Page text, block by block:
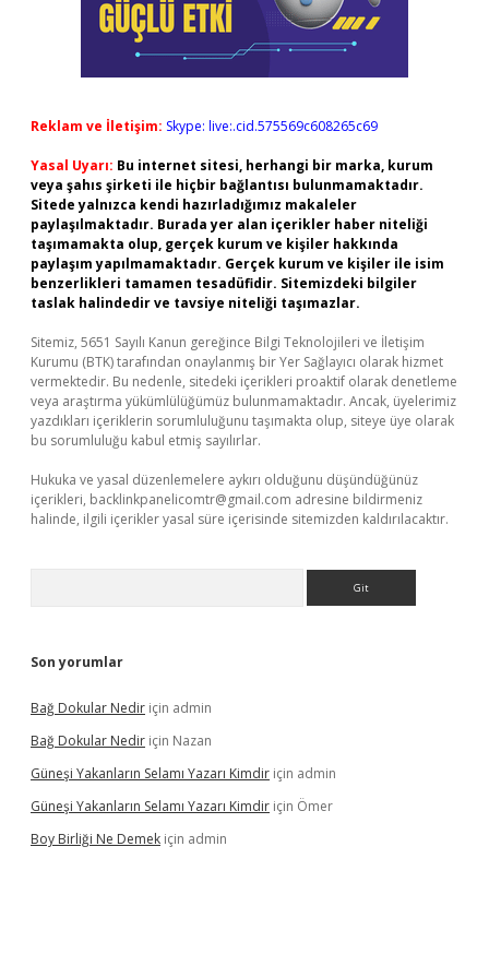
Reklam ve İletişim: Skype: live:.cid.575569c608265c69
Yasal Uyarı: Bu internet sitesi, herhangi bir marka, kurum
veya şahıs şirketi ile hiçbir bağlantısı bulunmamaktadır.
Sitede yalnızca kendi hazırladığımız makaleler
paylaşılmaktadır. Burada yer alan içerikler haber niteliği
taşımamakta olup, gerçek kurum ve kişiler hakkında
paylaşım yapılmamaktadır. Gerçek kurum ve kişiler ile isim
benzerlikleri tamamen tesadüfidir. Sitemizdeki bilgiler
taslak halindedir ve tavsiye niteliği taşımazlar.
Sitemiz, 5651 Sayılı Kanun gereğince Bilgi Teknolojileri ve İletişim
Kurumu (BTK) tarafından onaylanmış bir Yer Sağlayıcı olarak hizmet
vermektedir. Bu nedenle, sitedeki içerikleri proaktif olarak denetleme
veya araştırma yükümlülüğümüz bulunmamaktadır. Ancak, üyelerimiz
yazdıkları içeriklerin sorumluluğunu taşımakta olup, siteye üye olarak
bu sorumluluğu kabul etmiş sayılırlar.
Hukuka ve yasal düzenlemelere aykırı olduğunu düşündüğünüz
içerikleri, backlinkpanelicomtr@gmail.com adresine bildirmeniz
halinde, ilgili içerikler yasal süre içerisinde sitemizden kaldırılacaktır.
Son yorumlar
Bağ Dokular Nedir için admin
Bağ Dokular Nedir için Nazan
Güneşi Yakanların Selamı Yazarı Kimdir için admin
Güneşi Yakanların Selamı Yazarı Kimdir için Ömer
Boy Birliği Ne Demek için admin